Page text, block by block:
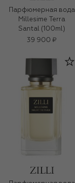
Парфюмерная вода
Millesime Terra
Santal (100ml)
39 900 ₽